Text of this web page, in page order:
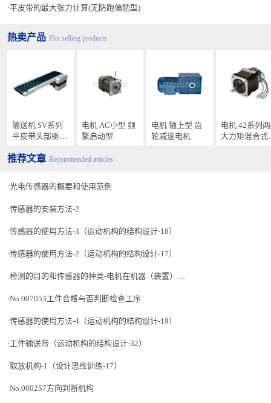
的应用方法。
平皮带的最大张力计算(无防跑偏肋型)
热卖产品 Hot selling products
输送机 SV系列
平皮带头部驱动
电机 AC小型 频
繁启动型
电机 轴上型 齿
轮减速电机
电机 42系列
大力矩混合式
推荐文章 Recommended articles
光电传感器的概要和使用范例
传感器的安装方法-2
传感器的使用方法-3（运动机构的结构设计-18）
传感器的使用方法-2（运动机构的结构设计-17）
检测的目的和传感器的种类-电机在机器（装置）中发挥的作用 ①检测（机电一体化讲座-2）
No.007053工件合格与否判断检查工序
传感器的使用方法-4（运动机构的结构设计-19）
工件输送带（运动机构的结构设计-32）
取放机构-1（设计思维训练-17）
No.000257方向判断机构